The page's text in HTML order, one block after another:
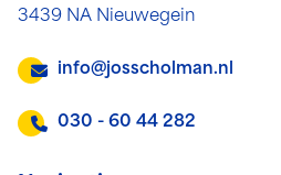
3439 NA Nieuwegein
info@josscholman.nl
030 - 60 44 282